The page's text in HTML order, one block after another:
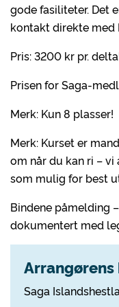
gode fasiliteter. Det
kontakt direkte med
Pris: 3200 kr pr.
Prisen for Saga-
Merk: Kun 8 plasser!
Merk: Kurset er
om når du kan ri –
som mulig for best
Bindene påmelding
dokumentert med
Saga